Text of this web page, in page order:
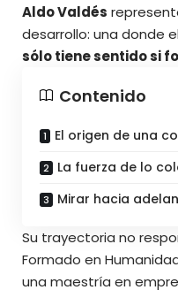
Aldo Valdés
desarrollo: una donde
sólo tiene sentido si
Contenido
El origen de una
La fuerza de lo
Mirar hacia
Su trayectoria no
Formado en
una maestría en